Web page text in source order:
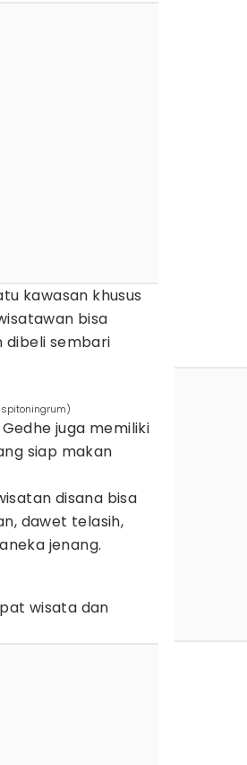
kawasan khusus
bisa
dibeli sembari
juga memiliki
siap makan
disana bisa
dawet telasih,
jenang.
wisata dan